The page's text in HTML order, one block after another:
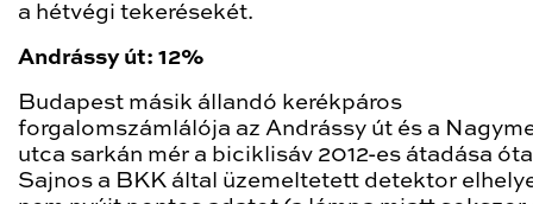
a hétvégi tekerésekét.
Andrássy út: 12%
Budapest másik állandó kerékpáros
forgalomszámlálója az Andrássy út és a
utca sarkán mér a biciklisáv 2012-es átadása
Sajnos a BKK által üzemeltetett detektor